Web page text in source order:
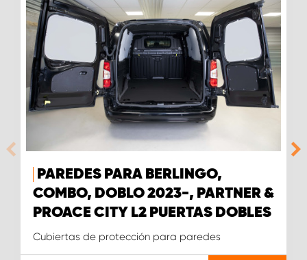
PAREDES PARA BERLINGO,
COMBO, DOBLO 2023-, PARTNER &
PROACE CITY L2 PUERTAS DOBLES
Cubiertas de protección para paredes